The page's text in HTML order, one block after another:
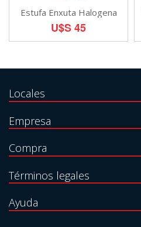
Estufa Enxuta Halogena
U$S 45
Locales
Empresa
Compra
Términos legales
Ayuda